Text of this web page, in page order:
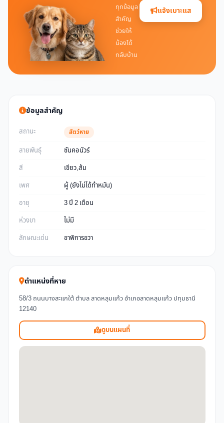
ทุกข้อมูล
สำคัญ
ช่วยให้
น้องได้
กลับบ้าน
แจ้งเบาะแส
ข้อมูลสำคัญ
สถานะ สัตว์หาย
สายพันธุ์
ซันคอนัวร์
สี
เขียว,ส้ม
เพศ
ผู้ (ยังไม่ได้ทำหมัน)
อายุ
3 ปี 2 เดือน
ห่วงขา
ไม่มี
ลักษณะเด่น
ขาพิการขวา
ตำแหน่งที่หาย
58/3 ถนนบางสะแกใต้ ตำบล ลาดหลุมแก้ว อำเภอลาดหลุมแก้ว ปทุมธานี
12140
ดูบนแผนที่